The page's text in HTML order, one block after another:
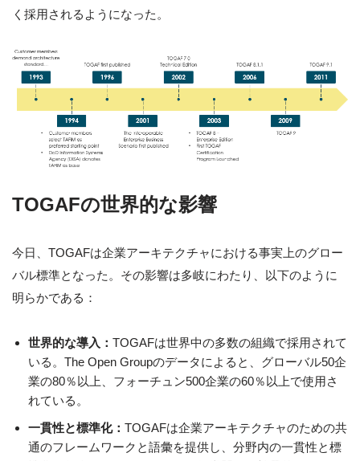
く採用されるようになった。
TOGAFの世界的な影響
今日、TOGAFは企業アーキテクチャにおける事実上のグロー
バル標準となった。その影響は多岐にわたり、以下のように
明らかである：
世界的な導入： TOGAFは世界中の多数の組織で採用されて
いる。The Open Groupのデータによると、グローバル50企
業の80％以上、フォーチュン500企業の60％以上で使用さ
れている。
一貫性と標準化： TOGAFは企業アーキテクチャのための共
通のフレームワークと語彙を提供し、分野内の一貫性と標